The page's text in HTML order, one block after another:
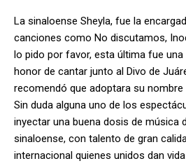
La sinaloense Sheyla, fue la
canciones como No discutamos,
lo pido por favor, esta última fue
honor de cantar junto al Divo de
recomendó que adoptara su nombre
Sin duda alguna uno de los
inyectar una buena dosis de música
sinaloense, con talento de gran
internacional quienes unidos dan